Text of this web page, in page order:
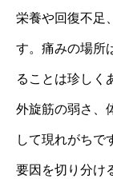
栄養や回復不足
す。痛みの場所
ることは珍しく
外旋筋の弱さ、
して現れがちで
要因を切り分け